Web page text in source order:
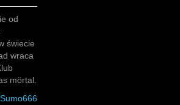
od
świecie
wraca
mörtal.
Sumo666